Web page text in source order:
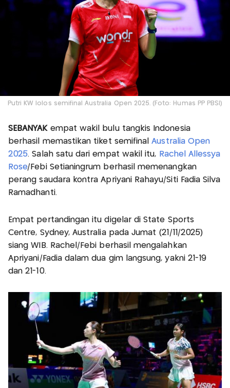
Putri KW lolos semifinal Australia Open 2025. (Foto: Humas PP PBSI)
SEBANYAK empat wakil bulu tangkis Indonesia
berhasil memastikan tiket semifinalAustralia Open
2025. Salah satu dari empat wakil itu, Rachel Allessya
Rose/Febi Setianingrum berhasil memenangkan
perang saudara kontra Apriyani Rahayu/Siti Fadia Silva
Ramadhanti.
Empat pertandingan itu digelar di State Sports
Centre, Sydney, Australia pada Jumat (21/11/2025)
siang WIB. Rachel/Febi berhasil mengalahkan
Apriyani/Fadia dalam dua gim langsung, yakni 21-19
dan 21-10.